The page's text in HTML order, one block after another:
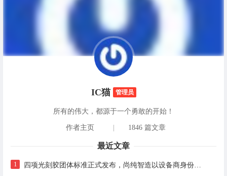
IC猫 管理员
所有的伟大，都源于一个勇敢的开始！
作者主页 | 1846 篇文章
最近文章
1